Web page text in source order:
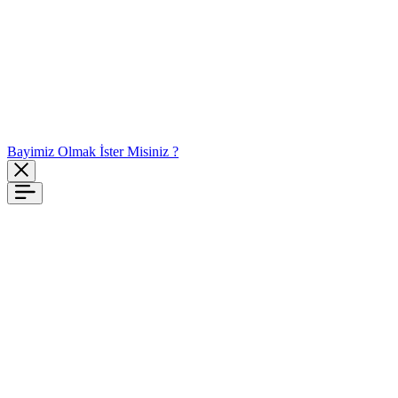
Bayimiz Olmak İster Misiniz ?